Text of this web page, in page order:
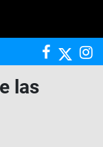
las